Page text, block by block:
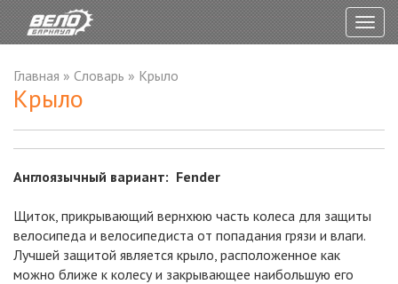
Главная » Словарь » Крыло
Крыло
Англоязычный вариант: Fender
Щиток, прикрывающий вернхюю часть колеса для защиты
велосипеда и велосипедиста от попадания грязи и влаги.
Лучшей защитой является крыло, расположенное как
можно ближе к колесу и закрывающее наибольшую его